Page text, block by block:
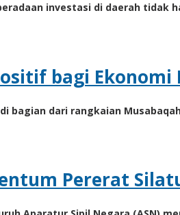
investasi di daerah
bagi Ekonomi
bagian dari rangkaian
Pererat